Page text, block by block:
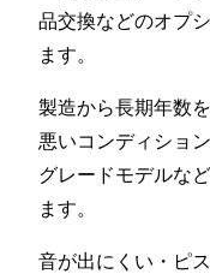
品交換などのオプ
ます。
製造から長期年数
悪いコンディショ
グレードモデルな
ます。
音が出にくい・ピ